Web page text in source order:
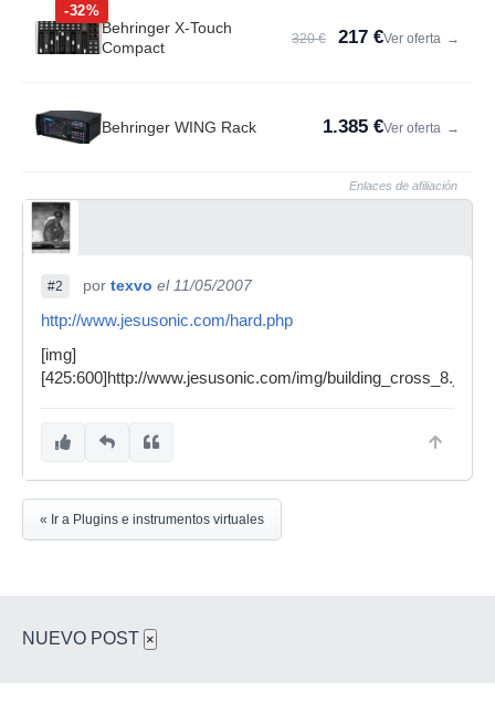
-32%
Behringer X-Touch
Compact
320 € 217 €Ver oferta →
Behringer WING Rack 1.385 €Ver oferta →
Enlaces de afiliación
#2 por texvo el 11/05/2007
http://www.jesusonic.com/hard.php
[img]
[425:600]http://www.jesusonic.com/img/building_cross_8.jpg[/
« Ir a Plugins e instrumentos virtuales
NUEVO POST ×